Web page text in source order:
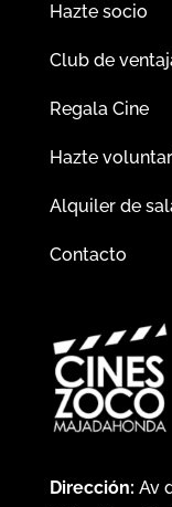
Hazte socio
Club de
Regala Cine
Hazte
Alquiler de
Contacto
Dirección: Av